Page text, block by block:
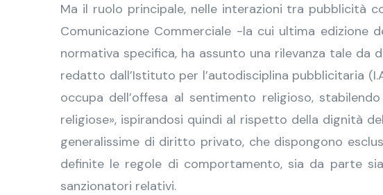
Ma il ruolo principale, nelle interazioni tra pubblicità
Comunicazione Commerciale -la cui ultima edizione
normativa specifica, ha assunto una rilevanza tale
redatto dall’Istituto per l’autodisciplina pubblicitaria
occupa dell’offesa al sentimento religioso,
religiose», ispirandosi quindi al rispetto della dignità
generalissime di diritto privato, che dispongono
definite le regole di comportamento, sia da parte
sanzionatori relativi.